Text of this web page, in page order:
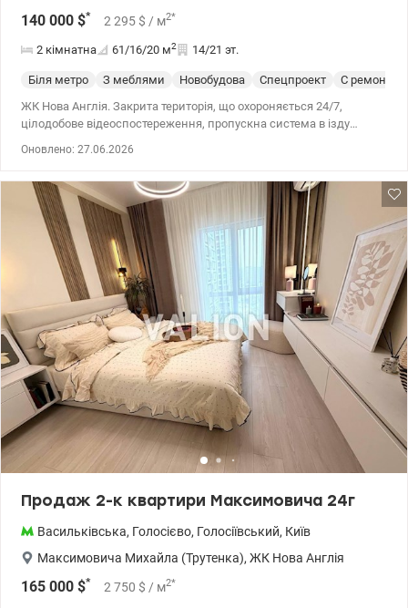
140 000 $* 2 295 $ / м2*
2 кімнатна 61/16/20 м2 14/21 эт.
Біля метро З меблями Новобудова Спецпроект
С ремонтом
ЖК Нова Англія. Закрита територія, що охороняється 24/7,
цілодобове відеоспостереження, пропускна система в ізду
Супермаркети та аптеки, кондитерські та кавʼярні, дитячий
садок/ школа . Площа 61кв.метрів 2 окремі спальні та велика
кухня-вітальня із розкладним диваном,окрема велика
гардеробна. Квартира укомплектована всією необхідною
якісною технікою та меблями . Будинок побудований в 2024 році.
Загальний стан квартири - З ремонтом . Михайла Максимовича
вул. (Онуфрія Трутенка) , 28-К, Голосіївський р-н 044 200 10 80
Valion.ua/1142935
Оновлено: 27.06.2026
Продаж 2-к квартири Максимовича 24г
Васильківська, Голосієво, Голосіївський, Київ
Максимовича Михайла (Трутенка), ЖК Нова Англія
165 000 $* 2 750 $ / м2*